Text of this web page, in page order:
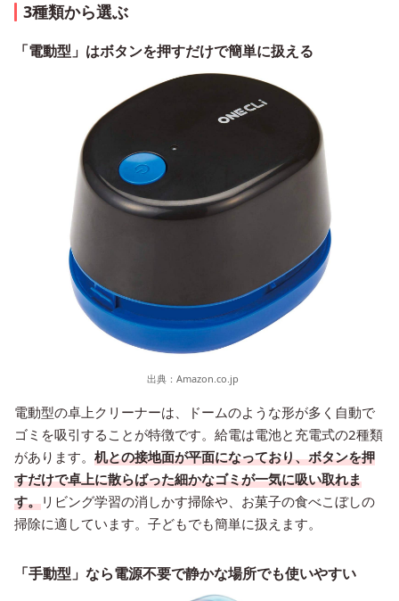
3種類から選ぶ
「電動型」はボタンを押すだけで簡単に扱える
出典： Amazon.co.jp
電動型の卓上クリーナーは、ドームのような形が多く自動で
ゴミを吸引することが特徴です。給電は電池と充電式の2種類
があります。 机との接地面が平面になっており、ボタンを押
すだけで卓上に散らばった細かなゴミが一気に吸い取れま
す。リビング学習の消しかす掃除や、お菓子の食べこぼしの
掃除に適しています。子どもでも簡単に扱えます。
「手動型」なら電源不要で静かな場所でも使いやすい